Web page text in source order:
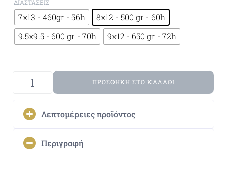
ΔΙΑΣΤΆΣΕΙΣ
7x13 - 460gr - 56h
8x12 - 500 gr - 60h
9.5x9.5 - 600 gr - 70h
9x12 - 650 gr - 72h
ΠΡΟΣΘΉΚΗ ΣΤΟ ΚΑΛΆΘΙ
Λεπτομέρειες προϊόντος
Περιγραφή